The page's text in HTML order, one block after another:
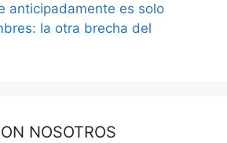
anticipadamente es solo
la otra brecha del
NOSOTROS